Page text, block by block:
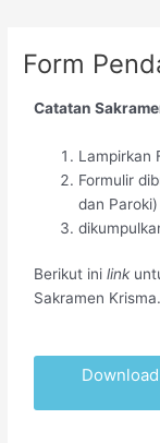
Form
Catatan
Lampirkan
Formulir
dan Paroki)
Berikut inilink
Sakramen Krisma.